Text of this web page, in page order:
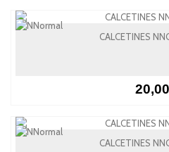
CALCETINES
CALCETINES